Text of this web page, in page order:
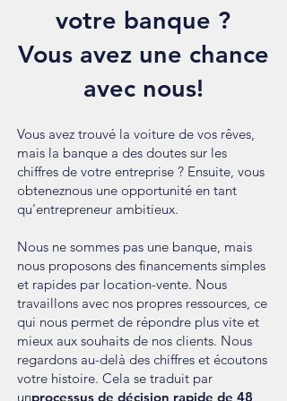
votre banque ?
Vous avez une chance
avec nous!
Vous avez trouvé la voiture de vos rêves,
mais la banque a des doutes sur les
chiffres de votre entreprise ? Ensuite, vous
obteneznous une opportunité en tant
qu'entrepreneur ambitieux.
Nous ne sommes pas une banque, mais
nous proposons des financements simples
et rapides par location-vente. Nous
travaillons avec nos propres ressources, ce
qui nous permet de répondre plus vite et
mieux aux souhaits de nos clients. Nous
regardons au-delà des chiffres et écoutons
votre histoire. Cela se traduit par
unprocessus de décision rapide de 48